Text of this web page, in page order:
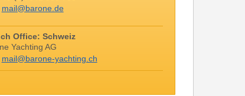
mail@barone.de
Office: Schweiz
Yachting AG
mail@barone-yachting.ch